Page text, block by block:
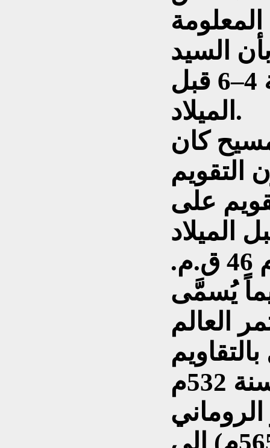
السيد
المسيح ولد بين سنة 4–6 قبل
الميلاد.
كان
التقويم
على
روما سنة 753 قبل الميلاد
الحالي (2015م)، وفي عام 46 ق.م.
يُسمَّى
العالم
الرومانية وغيرها إلى سنة 532م
جوستاينوس (627–565م) إلى